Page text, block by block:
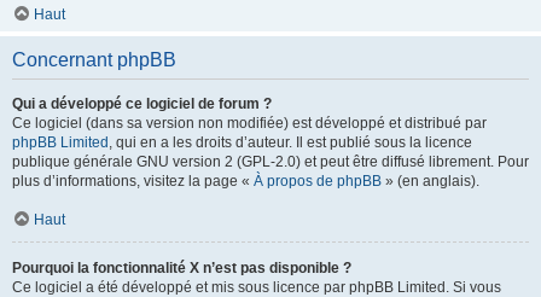
Haut
Concernant phpBB
Qui a développé ce logiciel de forum ?
Ce logiciel (dans sa version non modifiée) est développé et distribué par
phpBB Limited , qui en a les droits d’auteur. Il est publié sous la licence
publique générale GNU version 2 (GPL-2.0) et peut être diffusé librement. Pour
plus d’informations, visitez la page « À propos de phpBB » (en anglais).
Haut
Pourquoi la fonctionnalité X n’est pas disponible ?
Ce logiciel a été développé et mis sous licence par phpBB Limited. Si vous